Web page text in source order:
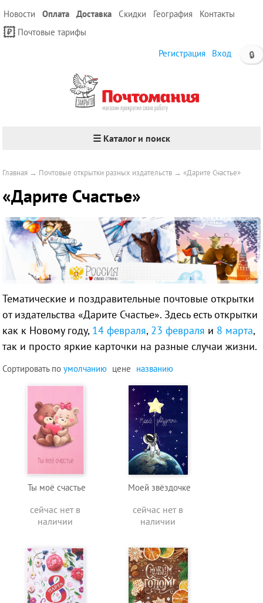
Новости Оплата Доставка Скидки География
Контакты
Почтовые тарифы
🔒
Регистрация Вход
☰ Каталог и поиск
Главная → Почтовые открытки разных издательств →«Дарите Счастье»
«Дарите Счастье»
Тематические и поздравительные почтовые открытки
от издательства «Дарите Счастье». Здесь есть открытки
как к Новому году, 14 февраля, 23 февраля и 8 марта,
так и просто яркие карточки на разные случаи жизни.
Сортировать поумолчанию цене названию
Ты моё счастье
сейчас нет в
наличии
Моей звёздочке
сейчас нет в
наличии